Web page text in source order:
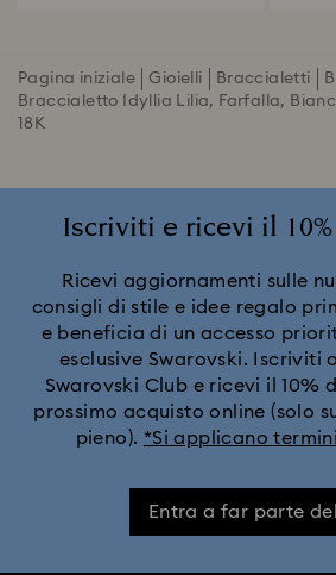
Pagina iniziale Gioielli Braccialetti
Braccialetto Idyllia Lilia, Farfalla,
18K
Iscriviti e ricevi il
Ricevi aggiornamenti sulle
consigli di stile e idee regalo
e beneficia di un accesso
esclusive Swarovski. Iscriviti
Swarovski Club e ricevi il 10%
prossimo acquisto online (solo
pieno). *Si applicano
Entra a far parte